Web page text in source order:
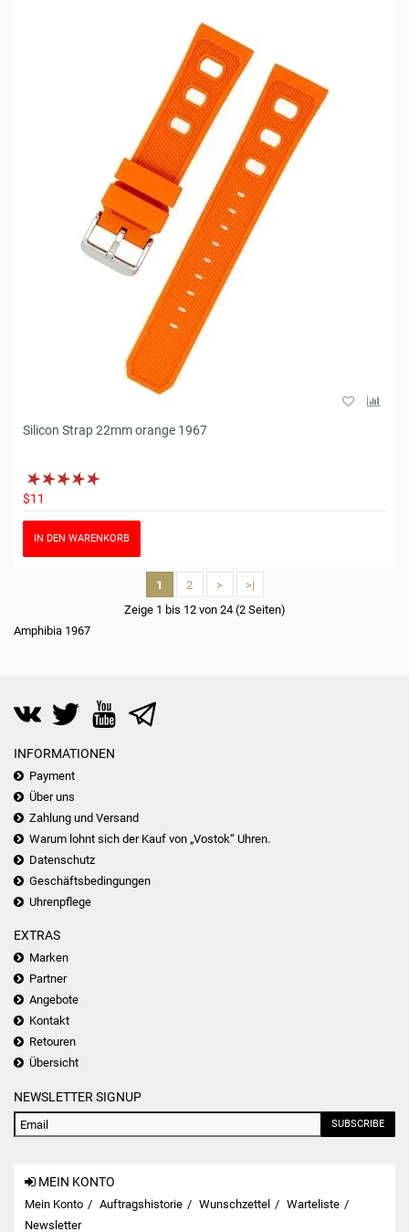
Silicon Strap 22mm orange 1967
$11
IN DEN WARENKORB
1 2 >
>|
Zeige 1 bis 12 von 24 (2 Seiten)
Amphibia 1967
INFORMATIONEN
Payment
Über uns
Zahlung und Versand
Warum lohnt sich der Kauf von „Vostok“ Uhren.
Datenschutz
Geschäftsbedingungen
Uhrenpflege
EXTRAS
Marken
Partner
Angebote
Kontakt
Retouren
Übersicht
NEWSLETTER SIGNUP
SUBSCRIBE
MEIN KONTO
Mein Konto Auftragshistorie Wunschzettel
Warteliste
Newsletter